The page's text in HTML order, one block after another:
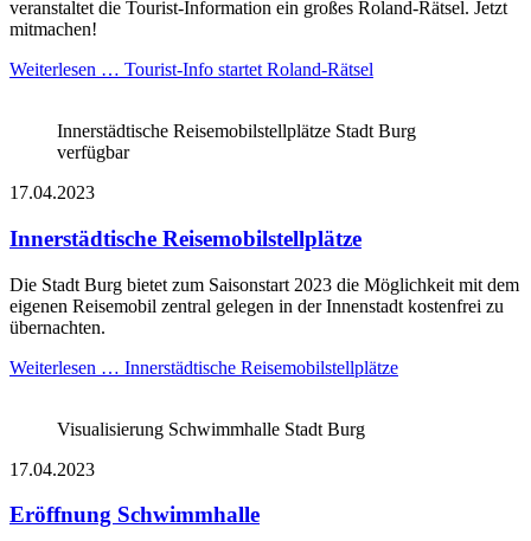
veranstaltet die Tourist-Information ein großes Roland-Rätsel. Jetzt
mitmachen!
Weiterlesen … Tourist-Info startet Roland-Rätsel
Innerstädtische Reisemobilstellplätze Stadt Burg
verfügbar
17.04.2023
Innerstädtische Reisemobilstellplätze
Die Stadt Burg bietet zum Saisonstart 2023 die Möglichkeit mit dem
eigenen Reisemobil zentral gelegen in der Innenstadt kostenfrei zu
übernachten.
Weiterlesen … Innerstädtische Reisemobilstellplätze
Visualisierung Schwimmhalle Stadt Burg
17.04.2023
Eröffnung Schwimmhalle